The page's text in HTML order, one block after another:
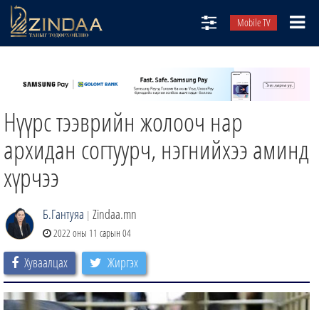
Mobile TV
ТВ8
ӨГЛӨӨНИЙ СОНИН
АУДИО ЗОХИОЛ
ЗИНДАА СЭТГҮҮЛ
Нүүрс тээврийн жолооч нар
архидан согтуурч, нэгнийхээ аминд
хүрчээ
Б.Гантуяа | Zindaa.mn
2022 оны 11 сарын 04
Хуваалцах Жиргэх